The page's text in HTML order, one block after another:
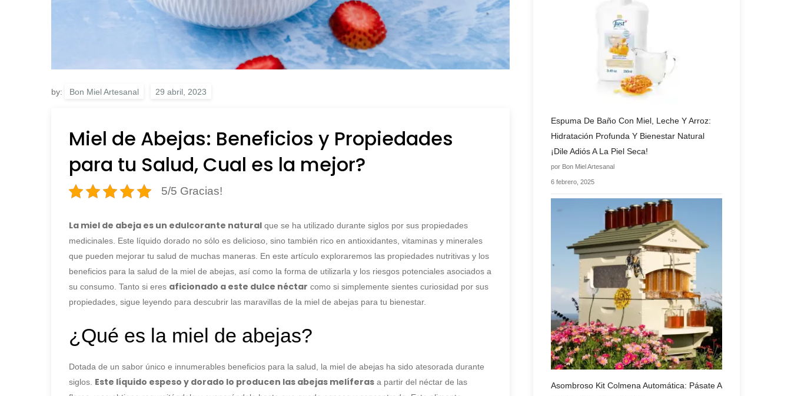
by: Bon Miel Artesanal
Miel de Abejas: Beneficios y Propiedades
para tu Salud, Cual es la mejor?
5/5 Gracias!
La miel de abeja es un edulcorante natural que se ha utilizado durante siglos por sus propiedades
medicinales. Este líquido dorado no sólo es delicioso, sino también rico en antioxidantes, vitaminas y minerales
que pueden mejorar tu salud de muchas maneras. En este artículo exploraremos las propiedades nutritivas y los
beneficios para la salud de la miel de abejas, así como la forma de utilizarla y los riesgos potenciales asociados a
su consumo. Tanto si eres aficionado a este dulce néctar como si simplemente sientes curiosidad por sus
propiedades, sigue leyendo para descubrir las maravillas de la miel de abejas para tu bienestar.
¿Qué es la miel de abejas?
Dotada de un sabor único e innumerables beneficios para la salud, la miel de abejas ha sido atesorada durante
siglos. Este líquido espeso y dorado lo producen las abejas melíferas a partir del néctar de las
Espuma De Baño Con Miel, Leche Y Arroz:
Hidratación Profunda Y Bienestar Natural
¡Dile Adiós A La Piel Seca!
por Bon Miel Artesanal
6 febrero, 2025
Asombroso Kit Colmena Automática: Pásate A